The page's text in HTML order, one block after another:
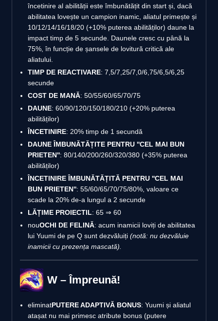
încetinire al abilității este îmbunătățit din start și, dacă
abilitatea lovește un campion inamic, aliatul primește și
10/12/14/16/18/20 (+10% puterea abilităților) daune la
impact timp de 5 secunde. Daunele cresc cu până la
75%, în funcție de șansele de lovitură critică ale
aliatului.
TIMP DE REACTIVARE: 7,5/7,25/7,0/6,75/6,5/6,25
secunde
COST DE MANĂ: 50/55/60/65/70/75
DAUNE: 60/90/120/150/180/210 (+20% puterea
abilităților)
ÎNCETINIRE: 20% timp de 1 secundă
DAUNE ÎMBUNĂTĂȚITE PENTRU ''CEL MAI BUN
PRIETEN'': 80/140/200/260/320/380 (+35% puterea
abilităților)
ÎNCETINIRE ÎMBUNĂTĂȚITĂ PENTRU ''CEL MAI
BUN PRIETEN'': 55/60/65/70/75/80%, valoare ce
scade la 20% de-a lungul a 2 secunde
LĂȚIME PROIECTIL: 65 ⇒ 60
nouOCHI DE FELINĂ: acum inamicii loviți de abilitatea
lui Yuumi de pe Q sunt dezvăluiți (notă: nu dezvăluie
inamicii cu prezența mascată).
W – Împreună!
eliminatPUTERE ADAPTIVĂ BONUS: Yuumi și aliatul
atașat nu mai primesc atribute bonus (putere